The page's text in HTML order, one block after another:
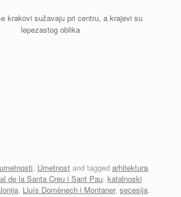
krakovi sužavaju pri centru, a krajevi su
lepezastog oblika
, Umetnost and tagged arhitektura,
de la Santa Creu i Sant Pau, katalnoski
, Lluís Domènech i Montaner, secesija.